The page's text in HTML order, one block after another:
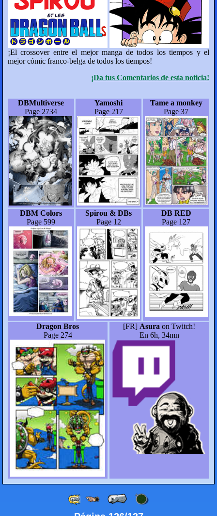
¡El crossover entre el mejor manga de todos los tiempos y el
mejor cómic franco-belga de todos los tiempos!
¡Da tus Comentarios de esta noticia!
DBMultiverse
Page 2734
Yamoshi
Page 217
Tame a monkey
Page 37
DBM Colors
Page 599
Spirou & DBs
Page 12
DB RED
Page 127
Dragon Bros
Page 274
[FR] Asura on Twitch!
En 6h, 34mn